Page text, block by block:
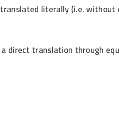
translated literally (i.e.
direct translation through